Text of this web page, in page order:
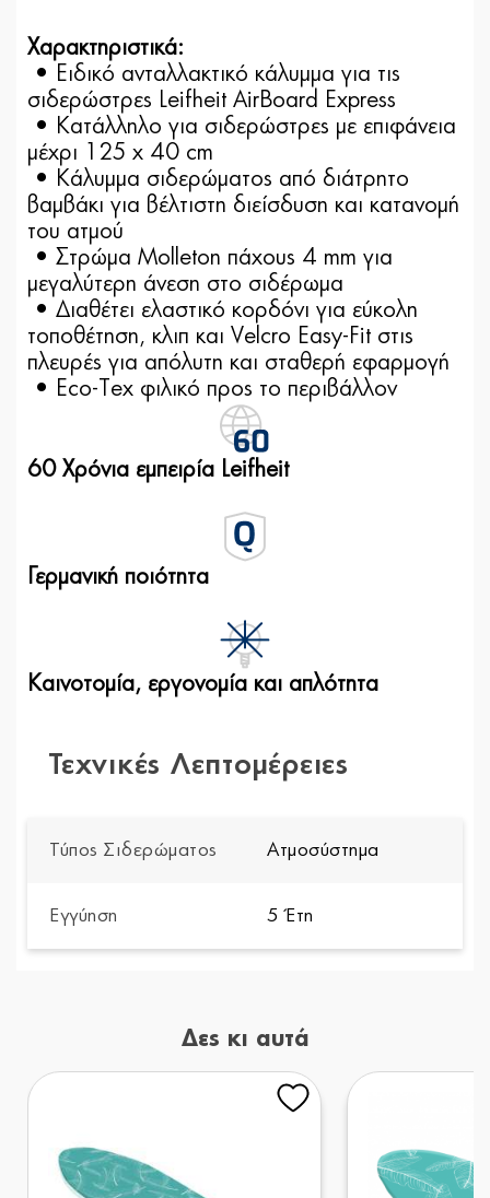
Χαρακτηριστικά:
• Ειδικό ανταλλακτικό κάλυμμα για τις
σιδερώστρες Leifheit AirBoard Express
• Κατάλληλο για σιδερώστρες με επιφάνεια
μέχρι 125 x 40 cm
• Κάλυμμα σιδερώματος από διάτρητο
βαμβάκι για βέλτιστη διείσδυση και κατανομή
του ατμού
• Στρώμα Molleton πάχους 4 mm για
μεγαλύτερη άνεση στο σιδέρωμα
• Διαθέτει ελαστικό κορδόνι για εύκολη
τοποθέτηση, κλιπ και Velcro Easy-Fit στις
πλευρές για απόλυτη και σταθερή εφαρμογή
• Eco-Tex φιλικό προς το περιβάλλον
60 Χρόνια εμπειρία Leifheit
Γερμανική ποιότητα
Καινοτομία, εργονομία και απλότητα
Τεχνικές Λεπτομέρειες
Τύπος Σιδερώματος Ατμοσύστημα
Εγγύηση 5 Έτη
Δες κι αυτά